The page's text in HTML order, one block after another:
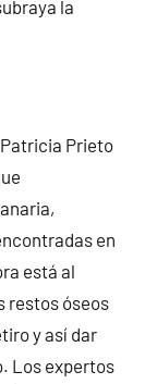
la
Prieto
en
está al
restos óseos
y así dar
Los expertos